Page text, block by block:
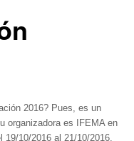
2016? Pues, es un
organizadora es IFEMA en
19/10/2016 al 21/10/2016,